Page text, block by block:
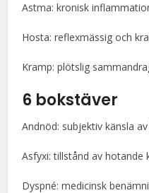
Astma: kronisk
Hosta: reflexmässig och
Kramp: plötslig
6 bokstäver
Andnöd: subjektiv känsla
Asfyxi: tillstånd av hotande
Dyspné: medicinsk